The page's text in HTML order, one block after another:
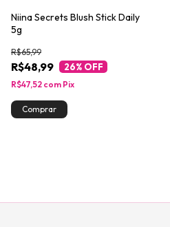
Niina Secrets Blush Stick Daily
5g
R$48,99
R$65,99
26% OFF
R$47,52 com Pix
Comprar